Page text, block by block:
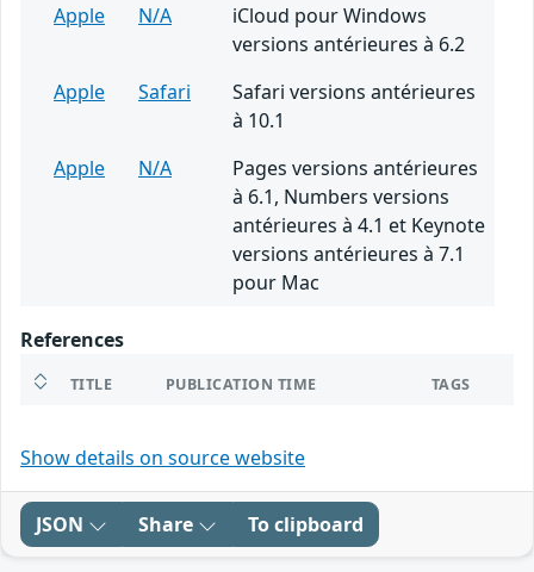
Apple
N/A
iCloud pour Windows
versions antérieures à 6.2
Apple
Safari
Safari versions antérieures
à 10.1
Apple
N/A
Pages versions antérieures
à 6.1, Numbers versions
antérieures à 4.1 et Keynote
versions antérieures à 7.1
pour Mac
References
TITLE PUBLICATION TIME TAGS
Show details on source website
JSON Share To clipboard